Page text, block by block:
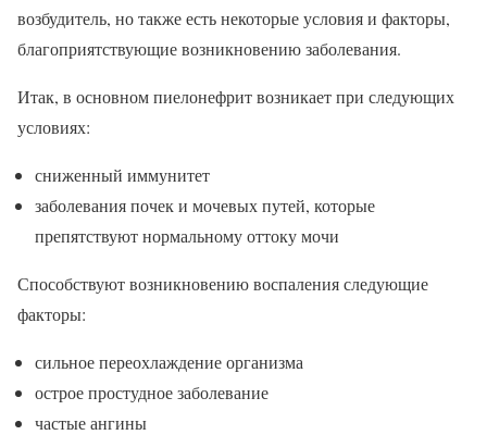
возбудитель, но также есть некоторые условия и факторы,
благоприятствующие возникновению заболевания.
Итак, в основном пиелонефрит возникает при следующих
условиях:
сниженный иммунитет
заболевания почек и мочевых путей, которые
препятствуют нормальному оттоку мочи
Способствуют возникновению воспаления следующие
факторы:
сильное переохлаждение организма
острое простудное заболевание
частые ангины